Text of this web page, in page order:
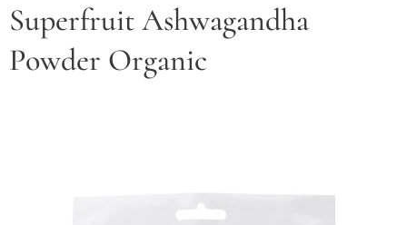
Superfruit Ashwagandha
Powder Organic